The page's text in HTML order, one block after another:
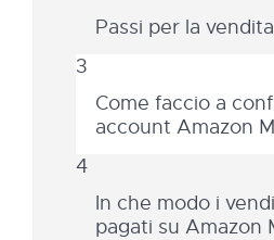
Passi per la
Come faccio a
account Amazon
In che modo i
pagati su Amazon